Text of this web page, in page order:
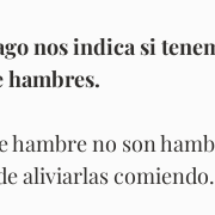
nos indica si
hambres.
hambre no son
aliviarlas comiendo.